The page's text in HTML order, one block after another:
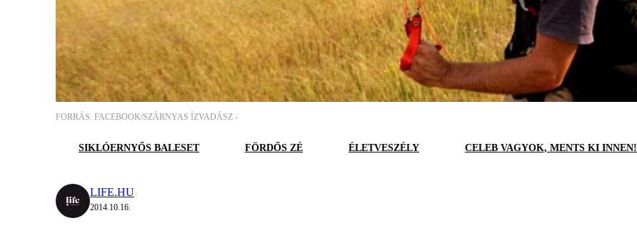
FORRÁS: FACEBOOK/SZÁRNYAS ÍZVADÁSZ -
SIKLÓERNYŐS BALESET FÖRDŐS ZÉ ÉLETVESZÉLY CELEB VAGYOK, MENTS KI INNEN!
LIFE.HU
2014.10.16.